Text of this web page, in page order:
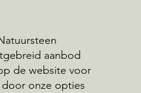
aanbod
de website voor
onze opties